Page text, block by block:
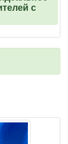
с